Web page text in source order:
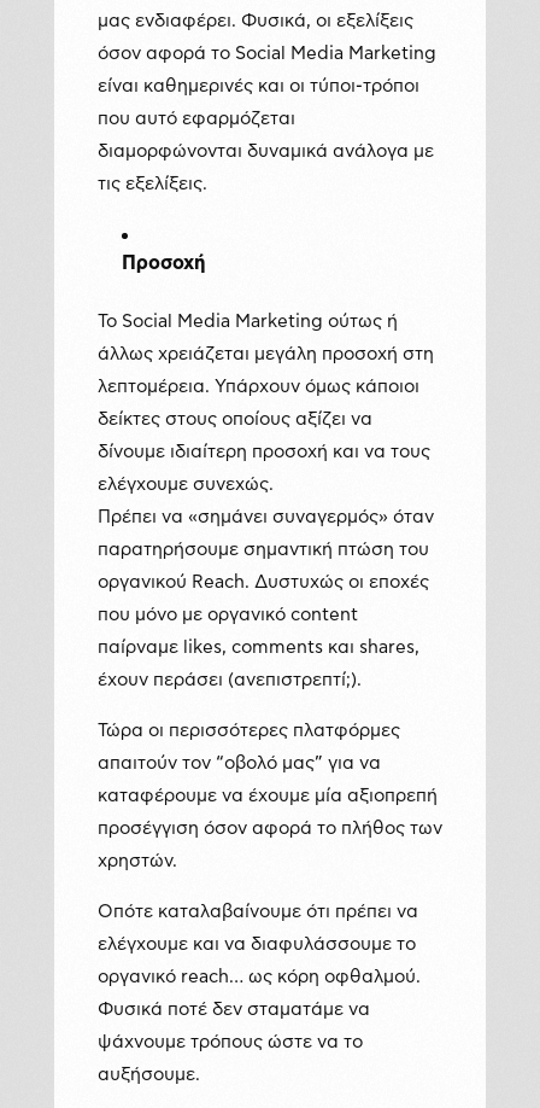
μας ενδιαφέρει. Φυσικά, οι εξελίξεις
όσον αφορά το Social Media Marketing
είναι καθημερινές και οι τύποι-τρόποι
που αυτό εφαρμόζεται
διαμορφώνονται δυναμικά ανάλογα με
τις εξελίξεις.
Προσοχή
Το Social Media Marketing ούτως ή
άλλως χρειάζεται μεγάλη προσοχή στη
λεπτομέρεια. Υπάρχουν όμως κάποιοι
δείκτες στους οποίους αξίζει να
δίνουμε ιδιαίτερη προσοχή και να τους
ελέγχουμε συνεχώς.
Πρέπει να «σημάνει συναγερμός» όταν
παρατηρήσουμε σημαντική πτώση του
οργανικού Reach. Δυστυχώς οι εποχές
που μόνο με οργανικό content
παίρναμε likes, comments και shares,
έχουν περάσει (ανεπιστρεπτί;).
Τώρα οι περισσότερες πλατφόρμες
απαιτούν τον “οβολό μας” για να
καταφέρουμε να έχουμε μία αξιοπρεπή
προσέγγιση όσον αφορά το πλήθος των
χρηστών.
Οπότε καταλαβαίνουμε ότι πρέπει να
ελέγχουμε και να διαφυλάσσουμε το
οργανικό reach… ως κόρη οφθαλμού.
Φυσικά ποτέ δεν σταματάμε να
ψάχνουμε τρόπους ώστε να το
αυξήσουμε.